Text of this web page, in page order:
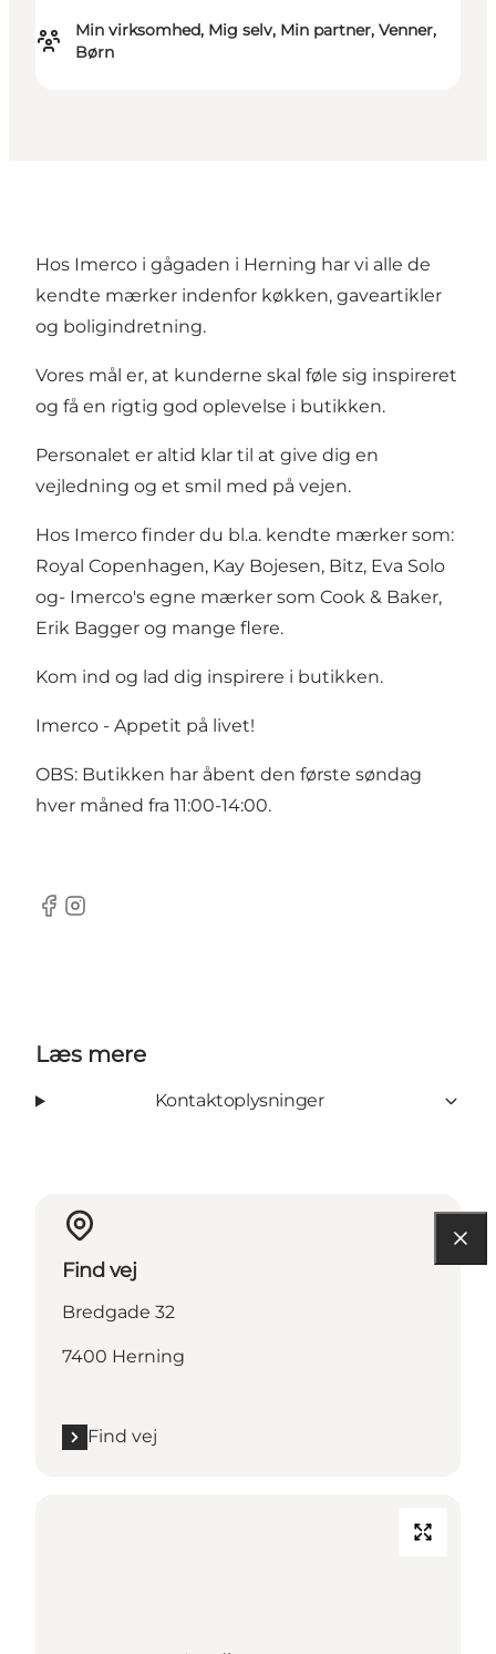
Min virksomhed, Mig selv, Min partner, Venner,
Børn
Hos Imerco i gågaden i Herning har vi alle de
kendte mærker indenfor køkken, gaveartikler
og boligindretning.
Vores mål er, at kunderne skal føle sig inspireret
og få en rigtig god oplevelse i butikken.
Personalet er altid klar til at give dig en
vejledning og et smil med på vejen.
Hos Imerco finder du bl.a. kendte mærker som:
Royal Copenhagen, Kay Bojesen, Bitz, Eva Solo
og- Imerco's egne mærker som Cook & Baker,
Erik Bagger og mange flere.
Kom ind og lad dig inspirere i butikken.
Imerco - Appetit på livet!
OBS: Butikken har åbent den første søndag
hver måned fra 11:00-14:00.
Facebook
Instagram
Læs mere
Kontaktoplysninger
Find vej
Bredgade 32
7400 Herning
Find vej